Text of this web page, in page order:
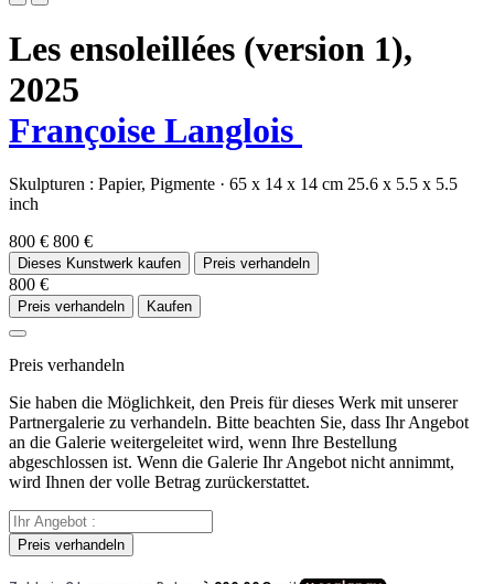
Les ensoleillées (version 1),
2025
Françoise Langlois
Skulpturen : Papier, Pigmente · 65 x 14 x 14 cm 25.6 x 5.5 x 5.5
inch
800 € 800 €
Dieses Kunstwerk kaufen Preis verhandeln
800 €
Preis verhandeln Kaufen
Preis verhandeln
Sie haben die Möglichkeit, den Preis für dieses Werk mit unserer
Partnergalerie zu verhandeln. Bitte beachten Sie, dass Ihr Angebot
an die Galerie weitergeleitet wird, wenn Ihre Bestellung
abgeschlossen ist. Wenn die Galerie Ihr Angebot nicht annimmt,
wird Ihnen der volle Betrag zurückerstattet.
Preis verhandeln